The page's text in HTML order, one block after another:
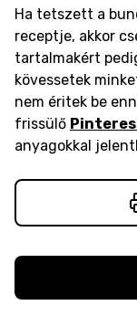
Ha tetszett a
receptje, akkor
tartalmakért
kövessetek
nem éritek be
frissülő
anyagokkal